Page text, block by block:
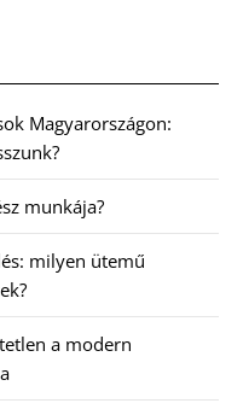
Magyarországon:
munkája?
milyen ütemű
a modern